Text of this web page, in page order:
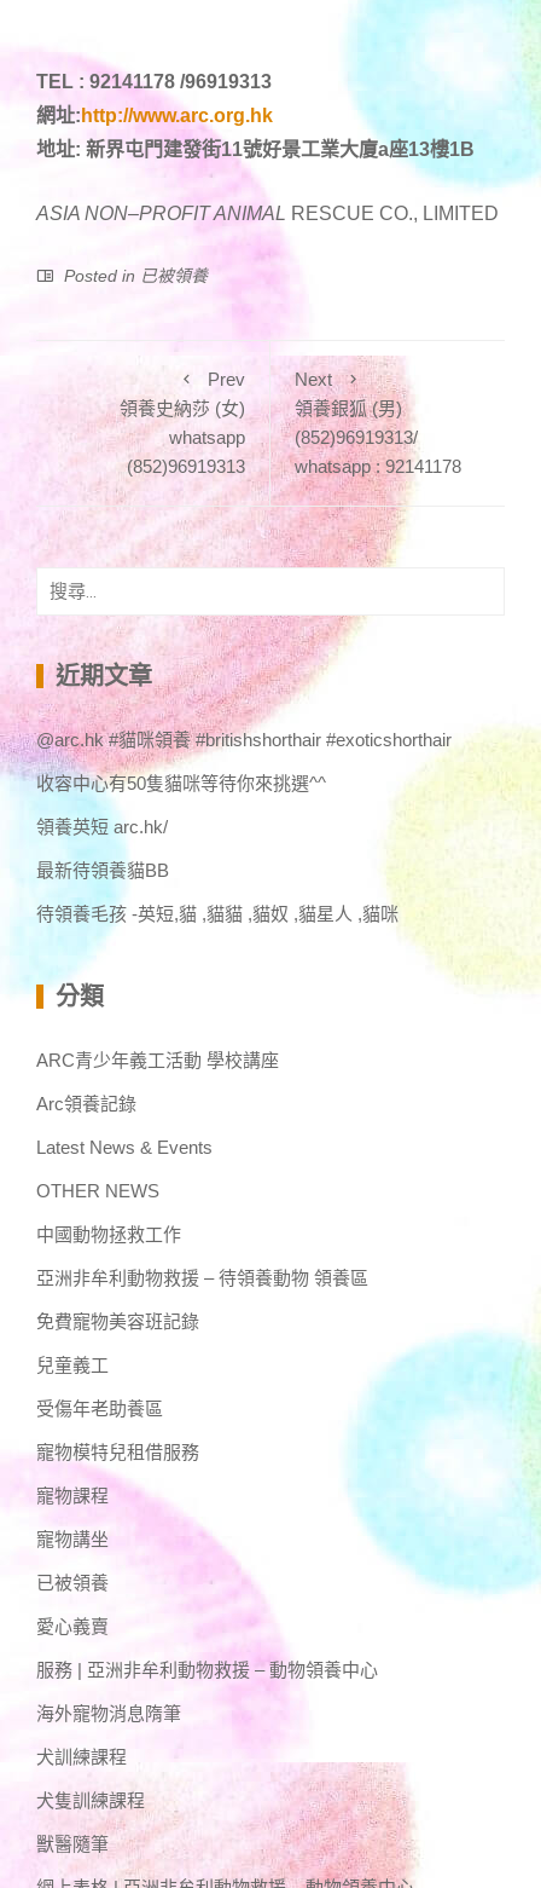
TEL : 92141178 /96919313
網址: http://www.arc.org.hk
地址: 新界屯門建發街11號好景工業大廈a座13樓1B
ASIA NON–PROFIT ANIMAL RESCUE CO., LIMITED
Posted in 已被領養
Prev
領養史納莎 (女)
whatsapp
(852)96919313
Next
領養銀狐 (男)
(852)96919313/
whatsapp : 92141178
搜
鍵 近期文章
@arc.hk #貓咪領養 #britishshorthair #exoticshorthair
收容中心有50隻貓咪等待你來挑選^^
領養英短 arc.hk/
最新待領養貓BB
待領養毛孩 -英短,貓 ,貓貓 ,貓奴 ,貓星人 ,貓咪
分類
ARC青少年義工活動 學校講座
Arc領養記錄
Latest News & Events
OTHER NEWS
中國動物拯救工作
亞洲非牟利動物救援 – 待領養動物 領養區
免費寵物美容班記錄
兒童義工
受傷年老助養區
寵物模特兒租借服務
寵物課程
寵物講坐
已被領養
愛心義賣
服務 | 亞洲非牟利動物救援 – 動物領養中心
海外寵物消息隋筆
犬訓練課程
犬隻訓練課程
獸醫隨筆